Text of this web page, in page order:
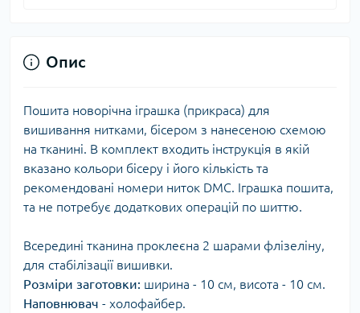
Опис
Пошита новорічна іграшка (прикраса) для
вишивання нитками, бісером з нанесеною схемою
на тканині. В комплект входить інструкція в якій
вказано кольори бісеру і його кількість та
рекомендовані номери ниток DMC. Іграшка пошита,
та не потребує додаткових операцій по шиттю.
Всередині тканина проклеєна 2 шарами флізеліну,
для стабілізації вишивки.
Розміри заготовки: ширина - 10 см, висота - 10 см.
Наповнювач - холофайбер.